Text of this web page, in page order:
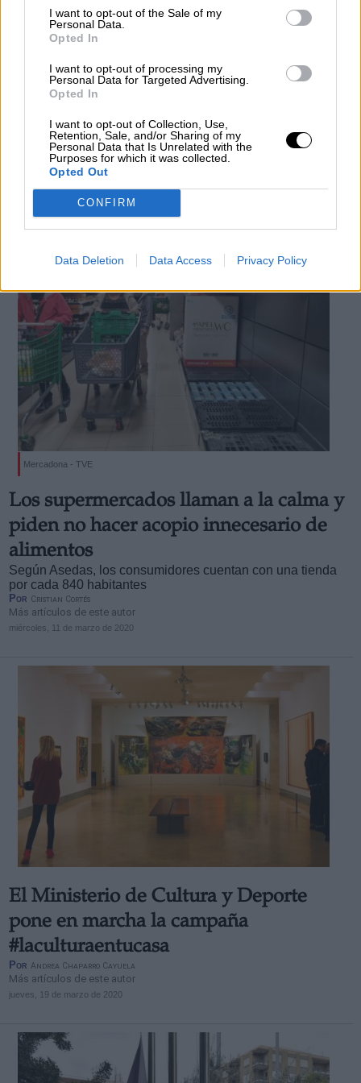
I want to opt-out of the Sale of my
Personal Data.
Opted In
I want to opt-out of processing my
Personal Data for Targeted Advertising.
Opted In
I want to opt-out of Collection, Use,
Retention, Sale, and/or Sharing of my
Personal Data that Is Unrelated with the
Purposes for which it was collected.
Opted Out
CONFIRM
Data Deletion Data Access Privacy Policy
Muere una jóven de 14 años al caer de
una azotea en Madrid al sacarse
"selfie"
Más artículos de este autor
Mercadona - TVE
Los supermercados llaman a la calma y
piden no hacer acopio innecesario de
alimentos
Según Asedas, los consumidores cuentan con una tienda
por cada 840 habitantes
Por Cristian Cortés
Más artículos de este autor
miércoles, 11 de marzo de 2020
El Ministerio de Cultura y Deporte
pone en marcha la campaña
#laculturaentucasa
Por Andrea Chaparro Cayuela
Más artículos de este autor
jueves, 19 de marzo de 2020